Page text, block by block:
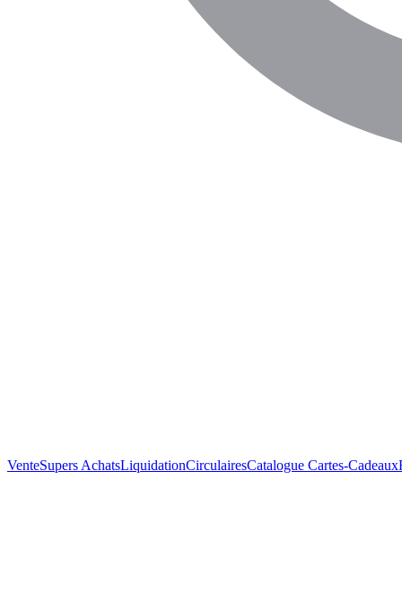
VenteSupers AchatsLiquidationCirculairesCatalogue Cartes-Cadeaux